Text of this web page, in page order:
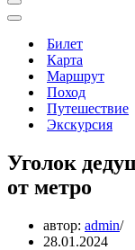
Меню
навигации
Меню
навигацииБилет
Карта
Маршрут
Поход
Путешествие
Экскурсия
Уголок
от метро
автор: admin
28.01.2024